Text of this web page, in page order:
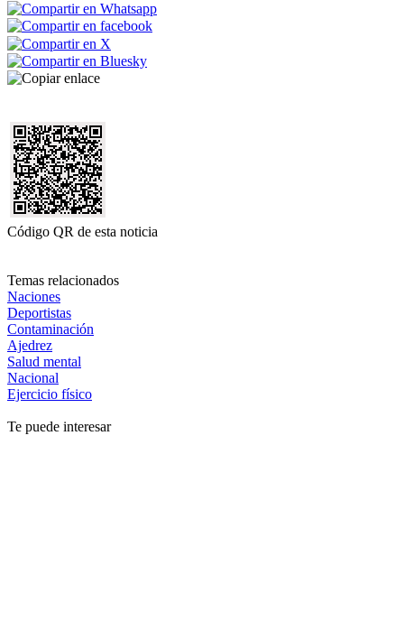
Código QR de esta noticia
Temas relacionados
Naciones
Deportistas
Contaminación
Ajedrez
Salud mental
Nacional
Ejercicio físico
Te puede interesar